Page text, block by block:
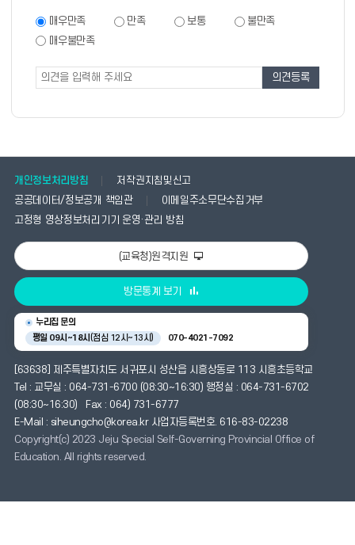
만
족
조
사
매우만족 만족 보통
불만족
매우불만족
개인정보처리방침
저작권지침및신고
공공데이터/정보공개 책임관
이메일주소무단수집거부
고정형 영상정보처리기기 운영·관리 방침
(교육청)원격지원
방문통계 보기
누리집 문의
평일 09시~18시 (점심 12시~13시) 070-4021-7092
[63638] 제주특별자치도 서귀포시 성산읍 시흥상동로 113 시흥초등학교
Tel : 교무실 : 064-731-6700 (08:30~16:30) 행정실 : 064-731-6702
(08:30~16:30) Fax : 064) 731-6777
E-Mail : siheungcho@korea.kr 사업자등록번호. 616-83-02238
Copyright(c) 2023 Jeju Special Self-Governing Provincial Office of
Education. All rights reserved.